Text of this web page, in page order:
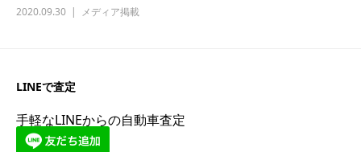
2020.09.30 メディア掲載
LINEで査定
手軽なLINEからの自動車査定